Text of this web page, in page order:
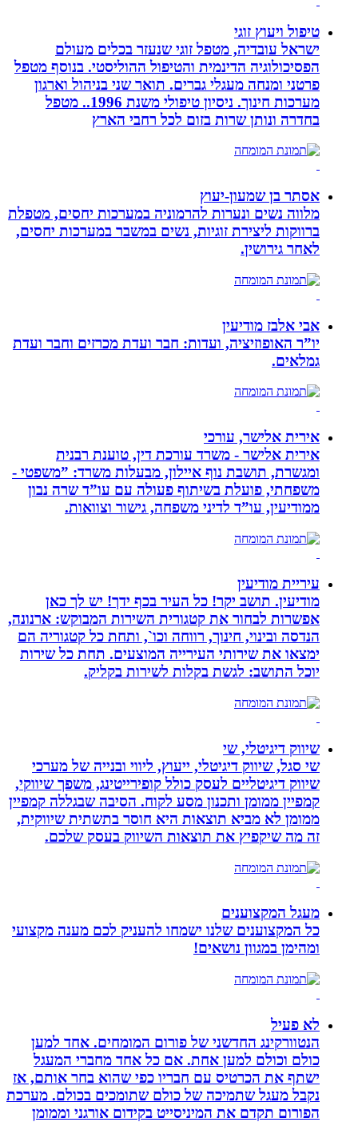
טיפול ויעוץ זוגי
ישראל עובדיה, מטפל זוגי שנעזר בכלים מעולם
הפסיכולוגיה הדינמית והטיפול ההוליסטי. בנוסף מטפל
פרטני ומנחה מעגלי גברים. תואר שני בניהול וארגון
מערכות חינוך. ניסיון טיפולי משנת 1996.. מטפל
בחדרה ונותן שרות בזום לכל רחבי הארץ
אסתר בן שמעון-יעוץ
מלווה נשים ונערות להרמוניה במערכות יחסים, מטפלת
ברווקות ליצירת זוגיות, נשים במשבר במערכות יחסים,
לאחר גירושין.
אבי אלבז מודיעין
יו”ר האופוזיציה, ועדות: חבר ועדת מכרזים וחבר ועדת
גמלאים.
אירית אלישר, עורכי
אירית אלישר - משרד עורכת דין, טוענת רבנית
ומגשרת, תושבת נוף איילון, מבעלות משרד: ”משפטי -
משפחתי, פועלת בשיתוף פעולה עם עו”ד שרה נבון
ממודיעין, עו”ד לדיני משפחה, גישור וצוואות.
עיריית מודיעין
מודיעין. תושב יקר! כל העיר בכף ידך! יש לך כאן
אפשרות לבחור את קטגורית השירות המבוקש: ארנונה,
הנדסה ובינוי, חינוך, רווחה וכו`, ותחת כל קטגוריה הם
ימצאו את שירותי העירייה המוצעים. תחת כל שירות
יוכל התושב: לגשת בקלות לשירות בקליק.
שיווק דיגיטלי, שי
שי סגל, שיווק דיגיטלי, ייעוץ, ליווי ובנייה של מערכי
שיווק דיגיטליים לעסק כולל קופירייטינג, משפך שיווקי,
קמפיין ממומן ותכנון מסע לקוח. הסיבה שבגללה קמפיין
ממומן לא מביא תוצאות היא חוסר בתשתית שיווקית,
זה מה שיקפיץ את תוצאות השיווק בעסק שלכם.
מעגל המקצוענים
כל המקצוענים שלנו ישמחו להעניק לכם מענה מקצועי
ומהימן במגוון נושאים!
לא פעיל
הנטוורקינג החדשני של פורום המומחים. אחד למען
כולם וכולם למען אחת. אם כל אחד מחברי המעגל
ישתף את הכרטיס עם חבריו כפי שהוא בחר אותם, אז
נקבל מעגל שתמיכה של כולם שתומכים בכולם. מערכת
הפורום תקדם את המיניסייט בקידום אורגני וממומן